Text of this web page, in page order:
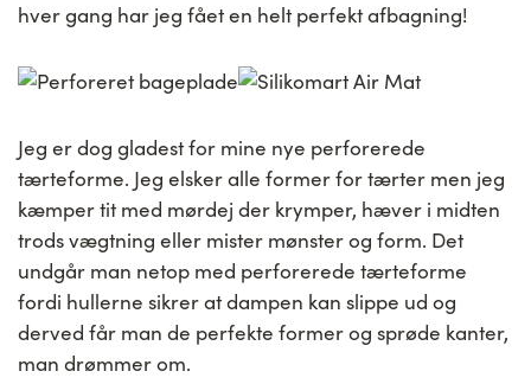
hver gang har jeg fået en helt perfekt afbagning!
Jeg er dog gladest for mine nye perforerede
tærteforme. Jeg elsker alle former for tærter men jeg
kæmper tit med mørdej der krymper, hæver i midten
trods vægtning eller mister mønster og form. Det
undgår man netop med perforerede tærteforme
fordi hullerne sikrer at dampen kan slippe ud og
derved får man de perfekte former og sprøde kanter,
man drømmer om.